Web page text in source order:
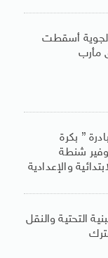
الجوية أسقطت
مأرب
” بكرة
شنطة
والإعدادية
التحتية والنقل